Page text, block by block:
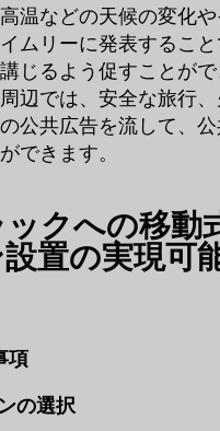
温などの天候の変化
ムリーに発表するこ
じるよう促すことがで
辺では、安全な旅行
公共広告を流して、
できます。
クへの移動
置の実現可
項
の選択